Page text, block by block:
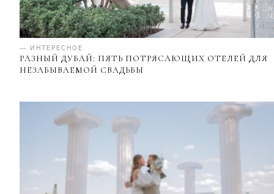
— ИНТЕРЕСНОЕ
РАЗНЫЙ ДУБАЙ: ПЯТЬ ПОТРЯСАЮЩИХ ОТЕЛЕЙ ДЛЯ
НЕЗАБЫВАЕМОЙ СВАДЬБЫ